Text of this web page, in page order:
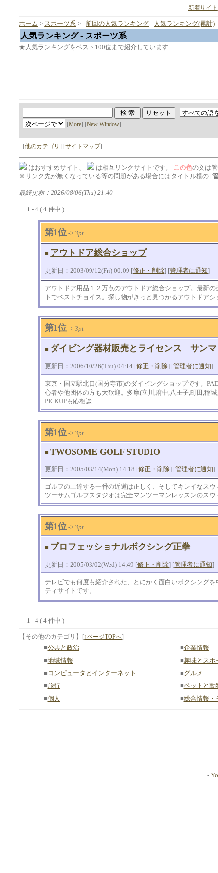
新着サイト
ホーム > スポーツ系 > -前回の人気ランキング - 人気ランキング(累計)
人気ランキング - スポーツ系
★人気ランキングをベスト100位まで紹介しています
[More] [New Window]
[他のカテゴリ] [サイトマップ]
はおすすめサイト、 は相互リンクサイトです。 この色の文は
※リンク先が無くなっている等の問題がある場合にはタイトル横の [
最終更新：2026/08/06(Thu) 21:40
1 - 4 ( 4 件中 )
第1位 ->3pt
■ アウトドア総合ショップ
更新日：2003/09/12(Fri) 00:09 [修正・削除] [管理者に通知]
アウトドア用品１２万点のアウトドア総合ショップ。最新
トでベストチョイス。探し物がきっと見つかるアウトドアシ
第1位 ->3pt
■ ダイビング器材販売とライセンス サンマ
更新日：2006/10/26(Thu) 04:14 [修正・削除] [管理者に通知]
東京・国立駅北口(国分寺市)のダイビングショップです。
心者や他団体の方も大歓迎。多摩(立川,府中,八王子,町田,稲
PICKUPも応相談
第1位 ->3pt
■ TWOSOME GOLF STUDIO
更新日：2005/03/14(Mon) 14:18 [修正・削除] [管理者に通知]
ゴルフの上達する一番の近道は正しく、そしてキレイなス
ツーサムゴルフスタジオは完全マンツーマンレッスンのス
第1位 ->3pt
■ プロフェッショナルボクシング正拳
更新日：2005/03/02(Wed) 14:49 [修正・削除] [管理者に通知]
テレビでも何度も紹介された、とにかく面白いボクシング
ティサイトです。
1 - 4 ( 4 件中 )
【その他のカテゴリ】 [↑ページTOPへ]
■公共と政治 ■企業情報
■地域情報 ■趣味とスポ
■ コンピュータとインターネット ■グルメ
■旅行 ■ペットと動
■個人 ■総合情報・
-